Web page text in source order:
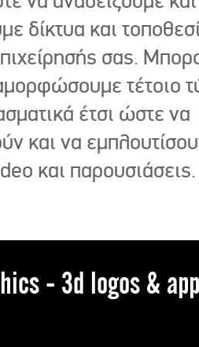
δίκτυα και
σας.
τέτοιο
έτσι ώστε να
και να
και παρουσιάσεις.
- 3d logos &